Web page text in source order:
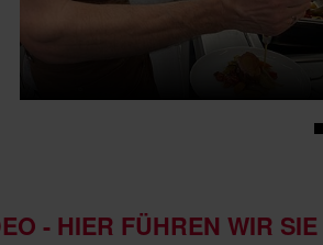
- HIER FÜHREN WIR